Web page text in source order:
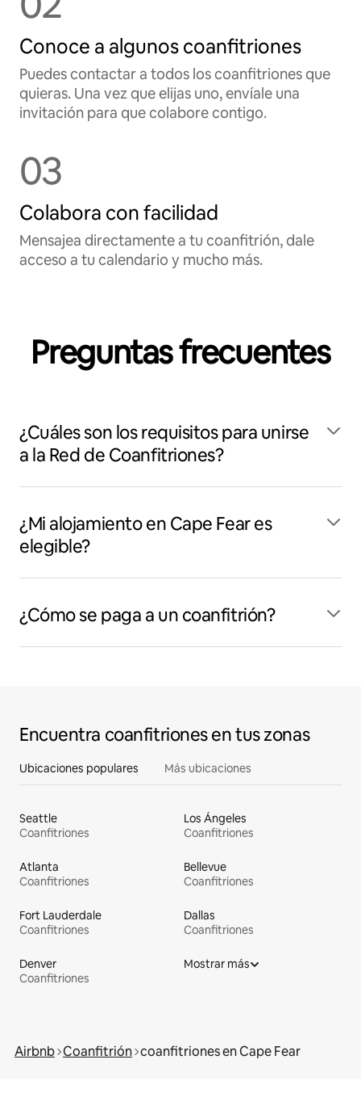
Conoce a algunos coanfitriones
Puedes contactar a todos los coanfitriones que
quieras. Una vez que elijas uno, envíale una
invitación para que colabore contigo.
03
Colabora con facilidad
Mensajea directamente a tu coanfitrión, dale
acceso a tu calendario y mucho más.
Preguntas frecuentes
¿Cuáles son los requisitos para unirse
a la Red de Coanfitriones?
¿Mi alojamiento en Cape Fear es
elegible?
¿Cómo se paga a un coanfitrión?
Encuentra coanfitriones en tus zonas
Ubicaciones populares Más ubicaciones
Seattle
Coanfitriones
Los Ángeles
Coanfitriones
Atlanta
Coanfitriones
Bellevue
Coanfitriones
Fort Lauderdale
Coanfitriones
Dallas
Coanfitriones
Denver
Coanfitriones
Mostrar más
Airbnb Coanfitrión coanfitriones en Cape Fear